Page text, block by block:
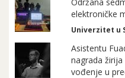
elektroničke
Univerzitet u
Asistentu
nagrada
vođenje u